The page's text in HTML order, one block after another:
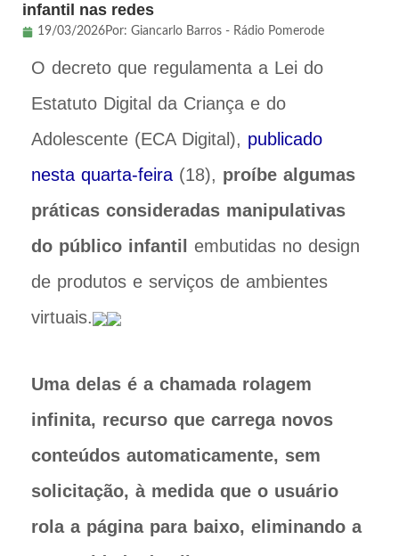
infantil nas redes
19/03/2026Por: Giancarlo Barros - Rádio Pomerode
O decreto que regulamenta a Lei do
Estatuto Digital da Criança e do
Adolescente (ECA Digital), publicado
nesta quarta-feira (18), proíbe algumas
práticas consideradas manipulativas
do público infantil
embutidas no design
de produtos e serviços de ambientes
virtuais.
Uma delas é a chamada rolagem
infinita, recurso que carrega novos
conteúdos automaticamente, sem
solicitação, à medida que o usuário
rola a página para baixo, eliminando a